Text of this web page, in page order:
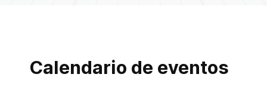
Calendario de eventos